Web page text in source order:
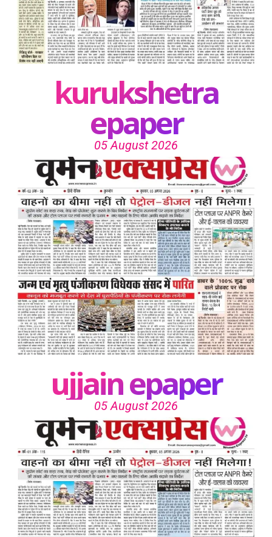
kurukshetra
epaper
05 August 2026
ujjain epaper
05 August 2026